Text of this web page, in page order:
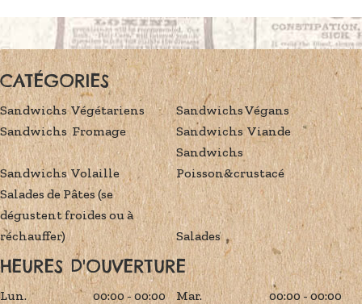
CATÉGORIES
Sandwichs Végétariens
Sandwichs Végans
Sandwichs Fromage
Sandwichs Viande
Sandwichs Volaille
Sandwichs
Poisson&crustacé
Salades de Pâtes (se
dégustent froides ou à
réchauffer)
Salades
HEURES D'OUVERTURE
Lun. 00:00 - 00:00 Mar.
00:00 - 00:00